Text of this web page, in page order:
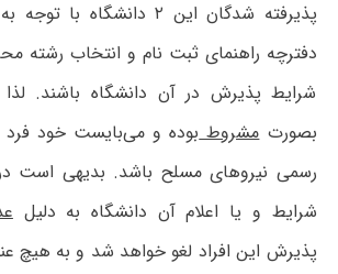
پذیرفته شدگان این ۲
دفترچه راهنمای ثبت نام و انتخاب رشته
شرایط پذیرش در آن دانشگاه باشند.
بصورتمشروطبوده و می‌بایست خود فرد
رسمی نیروهای مسلح باشد. بدیهی است
شرایط و یا اعلام آن دانشگاه به دلیل‌
پذیرش این افراد لغو خواهد شد و به هیچ